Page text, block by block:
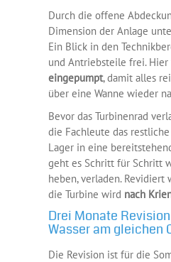
Durch die offene
Dimension der Anlage
Ein Blick in den
und Antriebsteile frei.
eingepumpt, damit alles
über eine Wanne wieder
Bevor das Turbinenrad
die Fachleute das
Lager in eine
geht es Schritt für Schritt
heben, verladen.
die Turbine wird nach
Drei Monate
Wasser am gleichen
Die Revision ist für die